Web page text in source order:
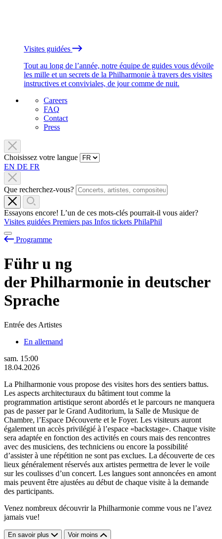
Visites guidées
Tout au long de l’année, notre équipe de guides vous dévoile
les mille et un secrets de la Philharmonie à travers des visites
instructives et conviviales, de jour comme de nuit.
Careers
FAQ
Contact
Press
Choisissez votre langue
EN DE FR
Que recherchez-vous?
Essayons encore! L’un de ces mots-clés pourrait-il vous aider?
Visites guidées Premiers pas Infos tickets PhilaPhil
Programme
Führu ng
der Philharmonie in deutscher
Sprache
Entrée des Artistes
En allemand
sam. 15:00
18.04.2026
La Philharmonie vous propose des visites hors des sentiers battus.
Les aspects architecturaux du bâtiment tout comme la
programmation artistique seront abordés et le parcours ne manquera
pas de passer par le Grand Auditorium, la Salle de Musique de
Chambre, l’Espace Découverte et le Foyer. Les visiteurs auront
également un accès privilégié à l’espace «backstage». Chaque visite
sera adaptée en fonction des activités en cours mais des rencontres
avec des musiciens, des techniciens ou encore la possibilité
d’assister à une répétition ne sont pas exclues. La découverte de ces
lieux généralement réservés aux artistes permettra de lever le voile
sur les coulisses d’un concert. Les langues sont annoncées en amont
mais peuvent être ajustées au début de chaque visite à la demande
des participants.
Venez nombreux découvrir la Philharmonie comme vous ne l’avez
jamais vue!
En savoir plus Voir moins